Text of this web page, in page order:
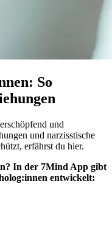
So
und
und narzisstische
erfährst du hier.
In der 7Mind App gibt
entwickelt: